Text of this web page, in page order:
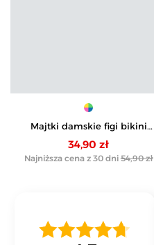
Majtki damskie figi bikini
bawełniane z koronką 6-pak
34,90 zł
Najniższa cena z 30 dni 54,90 zł